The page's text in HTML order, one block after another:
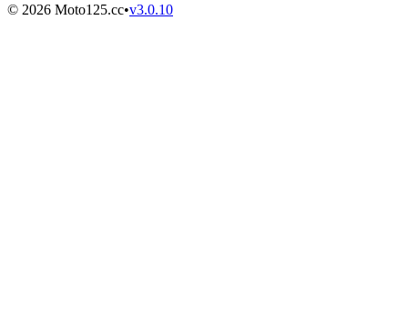
© 2026 Moto125.cc•v3.0.10